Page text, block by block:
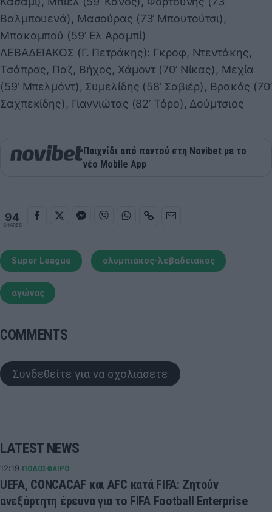
Βαλμπουενά), Μασούρας (73’ Μπουτούτσι),
Μπακαμπού (59’ Ελ Αραμπί)
ΛΕΒΑΔΕΙΑΚΟΣ (Γ. Πετράκης): Γκροφ, Ντεντάκης,
Τσάπρας, Παζ, Βήχος, Χάμοντ (70’ Νίκας), Μεχία
(59’ Μπελμόντ), Συμελίδης (58’ Σαβιέρ), Βρακάς (70’
Σαχπεκίδης), Γιαννιώτας (82’ Τόρο), Δούμτσιος
Παιχνίδι από παντού στη Novibet με το
νέο Mobile App
94
SHARES
Super League ολυμπιακος-λεβαδειακος
αγώνας
COMMENTS
Συνδεθείτε για να σχολιάσετε
LATEST NEWS
12:19 ΠΟΔΟΣΦΑΙΡΟ
UEFA, CONCACAF και AFC κατά FIFA: Ζητούν
ανεξάρτητη έρευνα για το FIFA Football Enterprise